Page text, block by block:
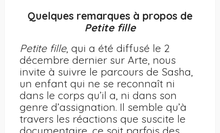
Quelques remarques à propos de
Petite fille
Petite fille, qui a été diffusé le 2
décembre dernier sur Arte, nous
invite à suivre le parcours de Sasha,
un enfant qui ne se reconnaît ni
dans le corps qu’il a, ni dans son
genre d’assignation. Il semble qu’à
travers les réactions que suscite le